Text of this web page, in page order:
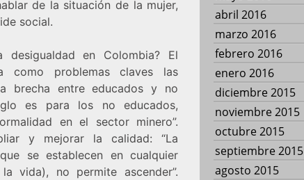
de la situación de la mujer,
social.
en Colombia? El
como problemas claves las
brecha entre educados y no
es para los no educados,
en el sector minero”.
y mejorar la calidad: “La
se establecen en cualquier
vida), no permite ascender”.
abril 2016
marzo 2016
febrero 2016
enero 2016
diciembre 2015
noviembre 2015
octubre 2015
septiembre 2015
agosto 2015